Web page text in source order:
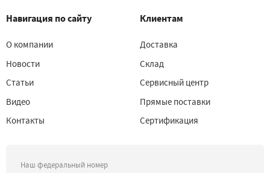
Навигация по сайту
О компании
Новости
Статьи
Видео
Контакты
Клиентам
Доставка
Склад
Сервисный центр
Прямые поставки
Сертификация
Наш федеральный номер